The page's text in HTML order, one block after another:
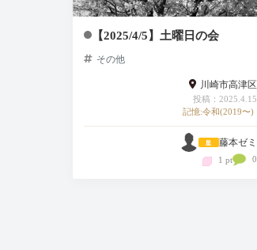
【2025/4/5】土曜日の会
その他
川崎市高津区
投稿：2025.4.15
記憶:令和(2019〜)
藤本ゼミ
1 pt 0